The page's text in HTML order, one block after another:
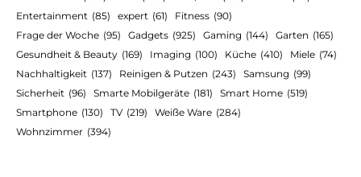
Entertainment (85) expert (61) Fitness (90)
Frage der Woche (95) Gadgets (925) Gaming (144) Garten (165)
Gesundheit & Beauty (169) Imaging (100) Küche (410) Miele (74)
Nachhaltigkeit (137) Reinigen & Putzen (243) Samsung (99)
Sicherheit (96) Smarte Mobilgeräte (181) Smart Home (519)
Smartphone (130) TV (219) Weiße Ware (284)
Wohnzimmer (394)